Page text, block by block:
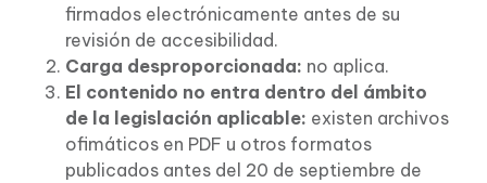
firmados electrónicamente antes de su
revisión de accesibilidad.
Carga desproporcionada: no aplica.
El contenido no entra dentro del ámbito
de la legislación aplicable: existen archivos
ofimáticos en PDF u otros formatos
publicados antes del 20 de septiembre de